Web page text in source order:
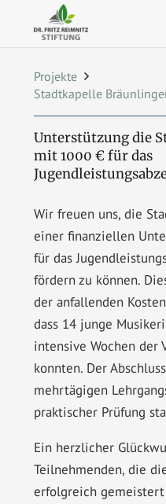
Projekte
Stadtkapelle
Unterstützung die
mit 1000 € für das
Wir freuen uns, die
einer finanziellen
für das
fördern zu können.
der anfallenden
dass 14 junge
intensive Wochen der
konnten. Der
mehrtägigen
praktischer Prüfung
Ein herzlicher
Teilnehmenden, die
erfolgreich gemeistert